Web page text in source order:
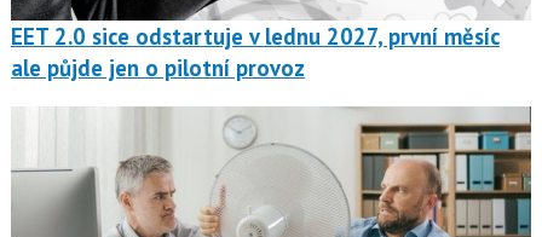
EET 2.0 sice odstartuje v lednu 2027, první měsíc
ale půjde jen o pilotní provoz